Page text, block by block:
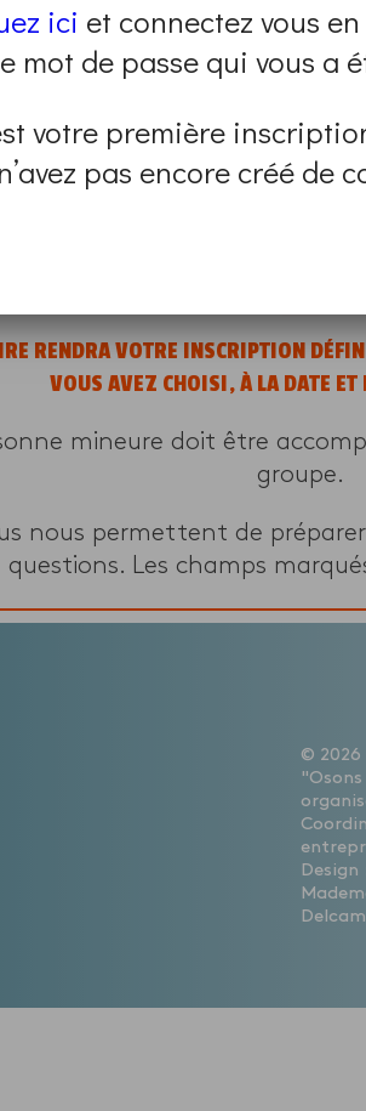
sont closes.
un autre en renseignant vos
RENDRA VOTRE INSCRIPTION
VOUS AVEZ CHOISI, À LA DATE
mineure doit être
groupe.
nous permettent de
questions. Les champs
ici et connectez vous
mot de passe qui vous a
votre première
n’avez pas encore créé de
© 2026